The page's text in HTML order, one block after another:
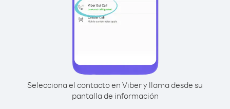
Selecciona el contacto en Viber y llama desde su
pantalla de información